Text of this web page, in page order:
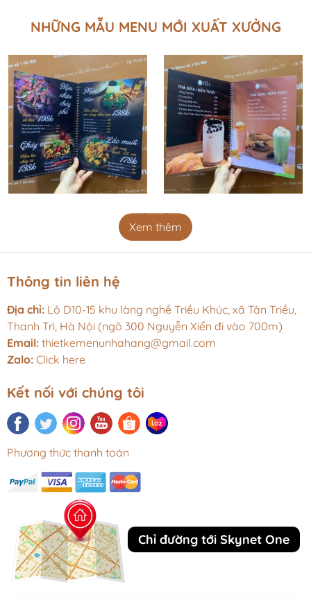
ThuNghiên cứu thị trường trong chiến dịch Marketing mùa
Trung thuTrước khi đưa ra các chiến lược, việc nghiên cứu
NHỮNG MẪU MENU MỚI XUẤT XƯỞNG
Xem thêm
Thông tin liên hệ
Địa chỉ: Lô D10-15 khu làng nghề Triều Khúc, xã Tân Triều,
Thanh Trì, Hà Nội (ngõ 300 Nguyễn Xiển đi vào 700m)
Email: thietkemenunhahang@gmail.com
Zalo: Click here
Kết nối với chúng tôi
Phương thức thanh toán
Chỉ đường tới Skynet One